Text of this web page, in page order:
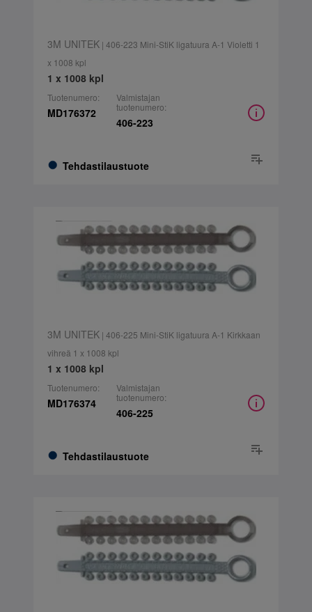
3M UNITEK| 406-223 Mini-StiK ligatuura A-1 Violetti 1
x 1008 kpl
1 x 1008 kpl
Tuotenumero:
MD176372
Tehdastilaustuote
Valmistajan
tuotenumero:
406-223
3M UNITEK| 406-225 Mini-StiK ligatuura A-1 Kirkkaan
vihreä 1 x 1008 kpl
1 x 1008 kpl
Tuotenumero:
MD176374
Tehdastilaustuote
Valmistajan
tuotenumero:
406-225